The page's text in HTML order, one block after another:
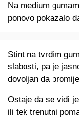
Na medium
ponovo pokazalo
Stint na tvrdim
slabosti, pa je
dovoljan da
Ostaje da se vidi
ili tek trenutni